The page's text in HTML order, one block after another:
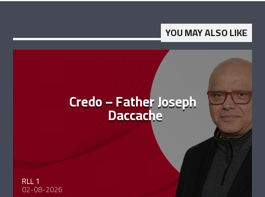
YOU MAY ALSO LIKE
Credo – Father Joseph
Daccache
RLL 1
02-08-2026